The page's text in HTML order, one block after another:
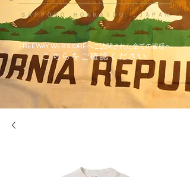
ＳＡＰＰＯＲＯ ＨＯＫＫＡＩＤＯ ，ＪＡＰＡＮ
FREEWAY WEB STOREへご訪問された全ての皆様へ
こちらをご確認ください